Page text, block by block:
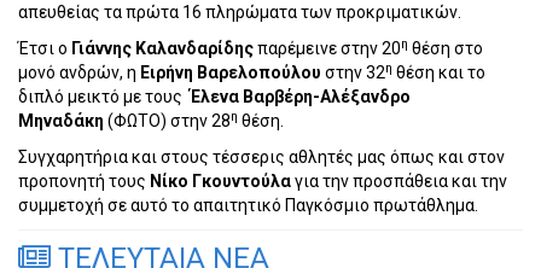
απευθείας τα πρώτα 16 πληρώματα των προκριματικών.
Έτσι ο Γιάννης Καλανδαρίδηςπαρέμεινε στην 20η θέση στο
μονό ανδρών, η Ειρήνη Βαρελοπούλου στην 32η θέση και το
διπλό μεικτό με τους Έλενα Βαρβέρη-Αλέξανδρο
Μηναδάκη (ΦΩΤΟ) στην 28η θέση.
Συγχαρητήρια και στους τέσσερις αθλητές μας όπως και στον
προπονητή τους Νίκο Γκουντούλαγια την προσπάθεια και την
συμμετοχή σε αυτό το απαιτητικό Παγκόσμιο πρωτάθλημα.
ΤΕΛΕΥΤΑΙΑ ΝΕΑ